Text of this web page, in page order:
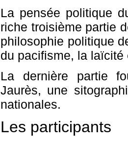
La pensée politique
riche troisième partie
philosophie politique
du pacifisme, la laïcité
La dernière partie
Jaurès, une
nationales.
Les participants